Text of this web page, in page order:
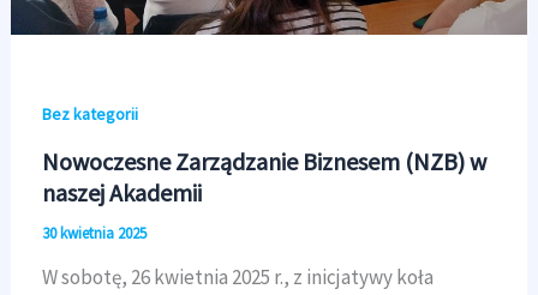
Bez kategorii
Nowoczesne Zarządzanie Biznesem (NZB) w
naszej Akademii
30 kwietnia 2025
W sobotę, 26 kwietnia 2025 r., z inicjatywy koła